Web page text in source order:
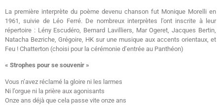
La première interprète du poème devenu chanson fut Monique Morelli en
1961, suivie de Léo Ferré. De nombreux interprètes l’ont inscrite à leur
répertoire : Lény Escudéro, Bernard Lavilliers, Mar Ogeret, Jacques Bertin,
Natacha Bezriche, Grégoire, HK sur une musique aux accents orientaux, et
Feu ! Chatterton (choisi pour la cérémonie d’entrée au Panthéon)
« Strophes pour se souvenir »
Vous n’avez réclamé la gloire ni les larmes
Ni l’orgue ni la prière aux agonisants
Onze ans déjà que cela passe vite onze ans